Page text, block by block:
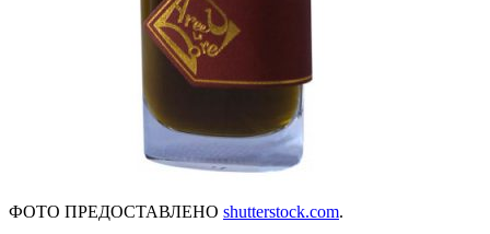
ФОТО ПРЕДОСТАВЛЕНО shutterstock.com.